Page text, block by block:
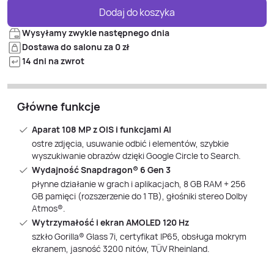
Dodaj do koszyka
Wysyłamy zwykle następnego dnia
Dostawa do salonu za 0 zł
14 dni na zwrot
Główne funkcje
Aparat 108 MP z OIS i funkcjami AI
ostre zdjęcia, usuwanie odbić i elementów, szybkie
wyszukiwanie obrazów dzięki Google Circle to Search.
Wydajność Snapdragon® 6 Gen 3
płynne działanie w grach i aplikacjach, 8 GB RAM + 256
GB pamięci (rozszerzenie do 1 TB), głośniki stereo Dolby
Atmos®.
Wytrzymałość i ekran AMOLED 120 Hz
szkło Gorilla® Glass 7i, certyfikat IP65, obsługa mokrym
ekranem, jasność 3200 nitów, TÜV Rheinland.